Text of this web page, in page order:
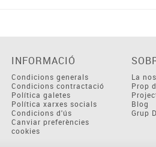
INFORMACIÓ
Condicions generals
Condicions contractació
Política galetes
Política xarxes socials
Condicions d'ús
Canviar preferències
cookies
La
Prop
Blog
Grup